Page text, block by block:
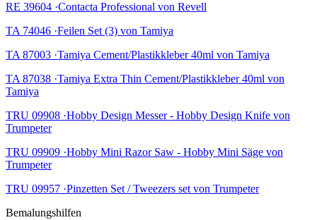
RE 39604 ·Contacta Professional von Revell
TA 74046 ·Feilen Set (3) von Tamiya
TA 87003 ·Tamiya Cement/Plastikkleber 40ml von Tamiya
TA 87038 ·Tamiya Extra Thin Cement/Plastikkleber 40ml von
Tamiya
TRU 09908 ·Hobby Design Messer - Hobby Design Knife von
Trumpeter
TRU 09909 ·Hobby Mini Razor Saw - Hobby Mini Säge von
Trumpeter
TRU 09957 ·Pinzetten Set / Tweezers set von Trumpeter
Bemalungshilfen